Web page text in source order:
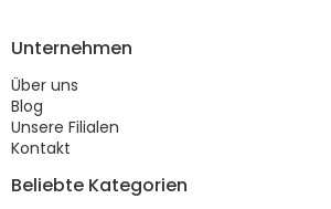
Unternehmen
Über uns
Blog
Unsere Filialen
Kontakt
Beliebte Kategorien